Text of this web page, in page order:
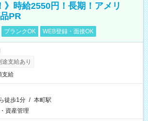
》時給2550円！長期！アメリ
PR
ブランクOK WEB登録・面接OK
支給あり
支給
徒歩1分 / 本町駅
資産管理